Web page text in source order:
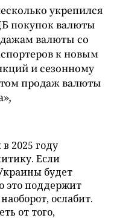
укрепился
покупок валюты
валюты со
к новым
и сезонному
продаж валюты
2025 году
Если
будет
это поддержит
ослабит.
от того,